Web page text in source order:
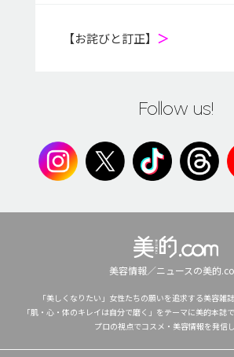
【お詫びと訂正】 ＞
Follow us!
美容情報／ニュースの美的
「美しくなりたい」女性たちの願いを追求する美容雑
「肌・心・体のキレイは自分で磨く」をテーマに美的本誌
プロの視点でコスメ・美容情報を発信し